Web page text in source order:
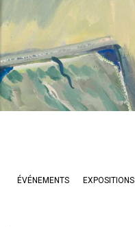
ÉVÉNEMENTS EXPOSITIONS